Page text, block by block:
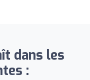
dans les
: